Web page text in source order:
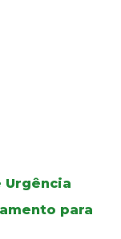
Urgência
para